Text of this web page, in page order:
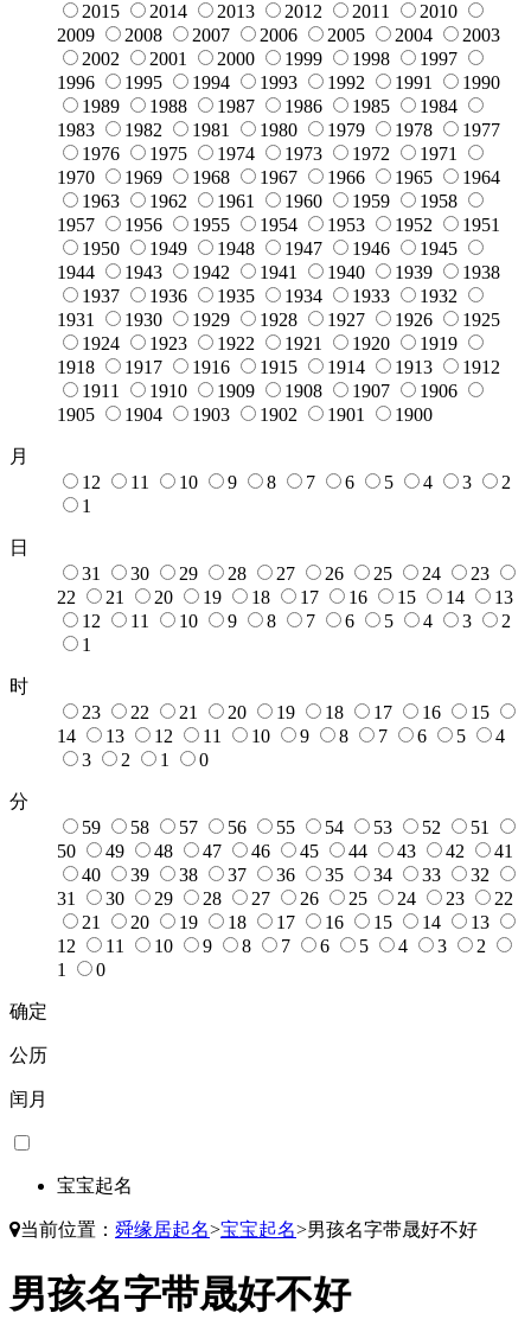
2015
2014 2013 2012 2011
2010
2009
2008 2007 2006 2005 2004
2003
2002
2001 2000 1999 1998
1997
1996
1995 1994 1993 1992 1991
1990
1989
1988 1987 1986 1985
1984
1983
1982 1981 1980 1979 1978
1977
1976
1975 1974 1973 1972
1971
1970
1969 1968 1967 1966 1965
1964
1963
1962 1961 1960 1959
1958
1957
1956 1955 1954 1953 1952
1951
1950
1949 1948 1947 1946
1945
1944
1943 1942 1941 1940 1939
1938
1937
1936 1935 1934 1933
1932
1931
1930 1929 1928 1927 1926
1925
1924
1923 1922 1921 1920
1919
1918
1917 1916 1915 1914 1913
1912
1911
1910 1909 1908 1907
1906
1905
1904 1903 1902 1901 1900
月
12
11 10 9 8 7 6 5 4 3
2
1
日
31
30 29 28 27 26 25 24
23
22
21 20 19 18 17 16 15 14
13
12
11 10 9 8 7 6 5 4 3
2
1
时
23
22 21 20 19 18 17 16
15
14
13 12 11 10 9 8 7 6 5
4
3
2 1 0
分
59
58 57 56 55 54 53 52
51
50
49 48 47 46 45 44 43 42
41
40
39 38 37 36 35 34 33
32
31
30 29 28 27 26 25 24 23
22
21
20 19 18 17 16 15 14
13
12
11 10 9 8 7 6 5 4 3
2
1
0
确定
公历
闰月
宝宝起名
当前位置： 舜缘居起名>宝宝起名>男孩名字带晟好不好
男孩名字带晟好不好